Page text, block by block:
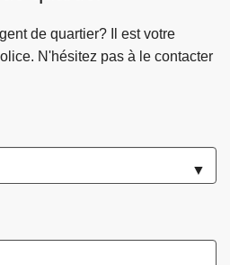
de quartier? Il est votre
N'hésitez pas à le contacter
▼